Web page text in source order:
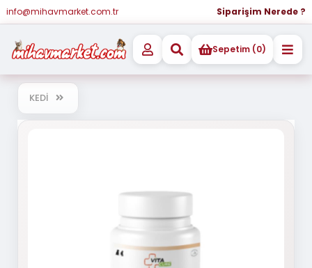
info@mihavmarket.com.tr Siparişim Nerede ?
Sepetim (0)
KEDİ